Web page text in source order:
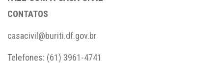
CONTATOS
casacivil@buriti.df.gov.br
Telefones: (61) 3961-4741